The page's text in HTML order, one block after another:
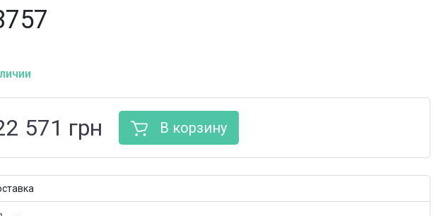
571 грн В корзину